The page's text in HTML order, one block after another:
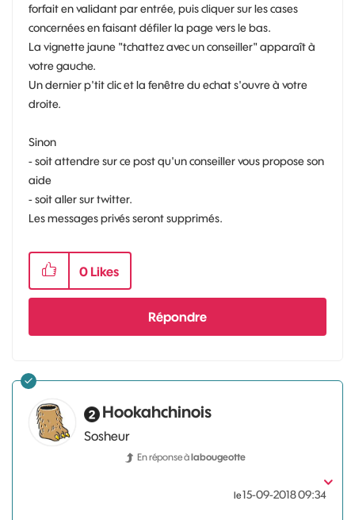
forfait en validant par entrée, puis cliquer sur les cases
concernées en faisant défiler la page vers le bas.
La vignette jaune "tchattez avec un conseiller" apparaît à
votre gauche.
Un dernier p'tit clic et la fenêtre du echat s'ouvre à votre
droite.
Sinon
- soit attendre sur ce post qu'un conseiller vous propose son
aide
- soit aller sur twitter.
Les messages privés seront supprimés.
0 Likes
Répondre
Hookahchinois
Sosheur
En réponse àlabougeotte
le‎15-09-201809:34